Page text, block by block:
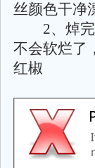
丝颜色干净
2、焯完
不会软烂了
红椒